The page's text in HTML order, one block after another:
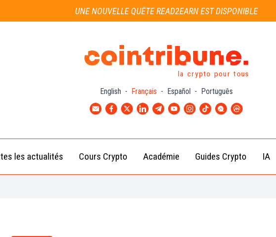
UNE NOUVELLE QUÊTE READ2EARN EST DISPONIBLE
la crypto pour tous
English - Français - Español - Português
les actualités
Crypto
Cours Crypto
(BTC)
Académie
Débutant
Intermédiaire
Guides Crypto IA